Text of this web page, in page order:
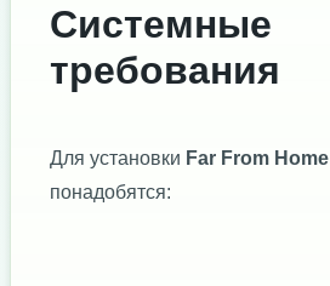
Системные
требования
Для установки Far From Home
понадобятся: